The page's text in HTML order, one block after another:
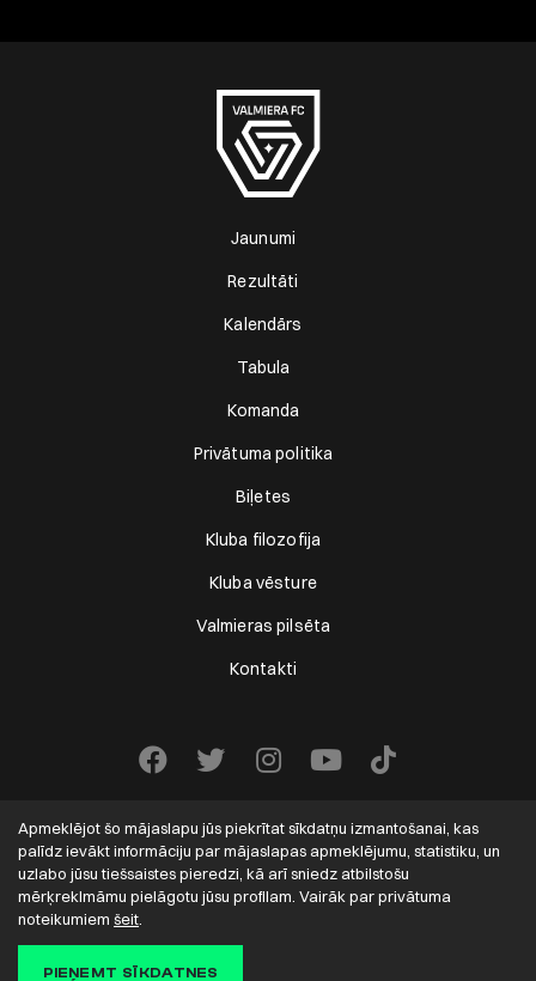
Jaunumi
Rezultāti
Kalendārs
Tabula
Komanda
Privātuma politika
Biļetes
Kluba filozofija
Kluba vēsture
Valmieras pilsēta
Kontakti
VALMIERA FC2022-2026. Visas tiesības aizsargātas.
Solution:
Apmeklējot šo mājaslapu jūs piekrītat sīkdatņu izmantošanai, kas
palīdz ievākt informāciju par mājaslapas apmeklējumu, statistiku, un
uzlabo jūsu tiešsaistes pieredzi, kā arī sniedz atbilstošu
mērķreklmāmu pielāgotu jūsu profilam. Vairāk par privātuma
noteikumiem šeit
PIEŅEMT SĪKDATNES